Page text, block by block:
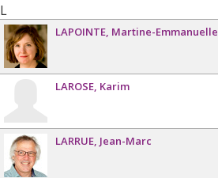
L
LAPOINTE Martine-Emmanuelle
LAROSE Karim
LARRUE Jean-Marc